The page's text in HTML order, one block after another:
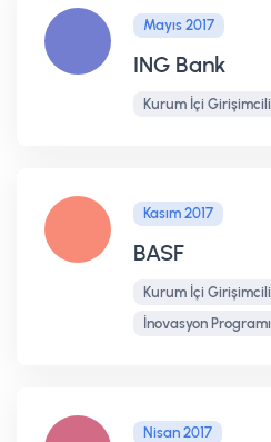
Mayıs 2017
ING Bank
Kurum İçi
Kasım 2017
BASF
Kurum İçi
İnovasyon Programı
Nisan 2017